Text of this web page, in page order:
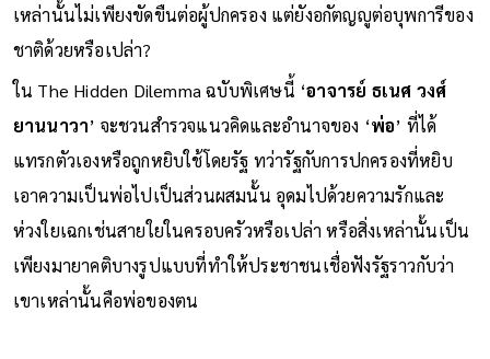
เหล่านั้นไม่เพียงขัดขืนต่อผู้ปกครอง แต่ยังอกัตญญูต่อบุพการีของ
ชาติด้วยหรือเปล่า?
ใน The Hidden Dilemma ฉบับพิเศษนี้ ‘อาจารย์ ธเนศ วงศ์
ยานนาวา’ จะชวนสำรวจแนวคิดและอำนาจของ ‘พ่อ’ ที่ได้
แทรกตัวเองหรือถูกหยิบใช้โดยรัฐ ทว่ารัฐกับการปกครองที่หยิบ
เอาความเป็นพ่อไปเป็นส่วนผสมนั้น อุดมไปด้วยความรักและ
ห่วงใยเฉกเช่นสายใยในครอบครัวหรือเปล่า หรือสิ่งเหล่านั้นเป็น
เพียงมายาคติบางรูปแบบที่ทำให้ประชาชนเชื่อฟังรัฐราวกับว่า
เขาเหล่านั้นคือพ่อของตน